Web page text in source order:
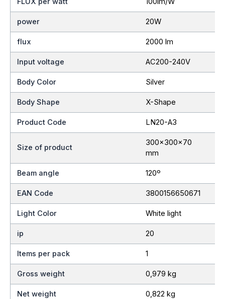
power 20W
flux 2000 lm
Input voltage AC200-240V
Body Color Silver
Body Shape X-Shape
Product Code LN20-A3
Size of product
300x300x70
mm
Beam angle 120º
EAN Code 3800156650671
Light Color White light
ip 20
Items per pack 1
Gross weight 0,979 kg
Net weight 0,822 kg